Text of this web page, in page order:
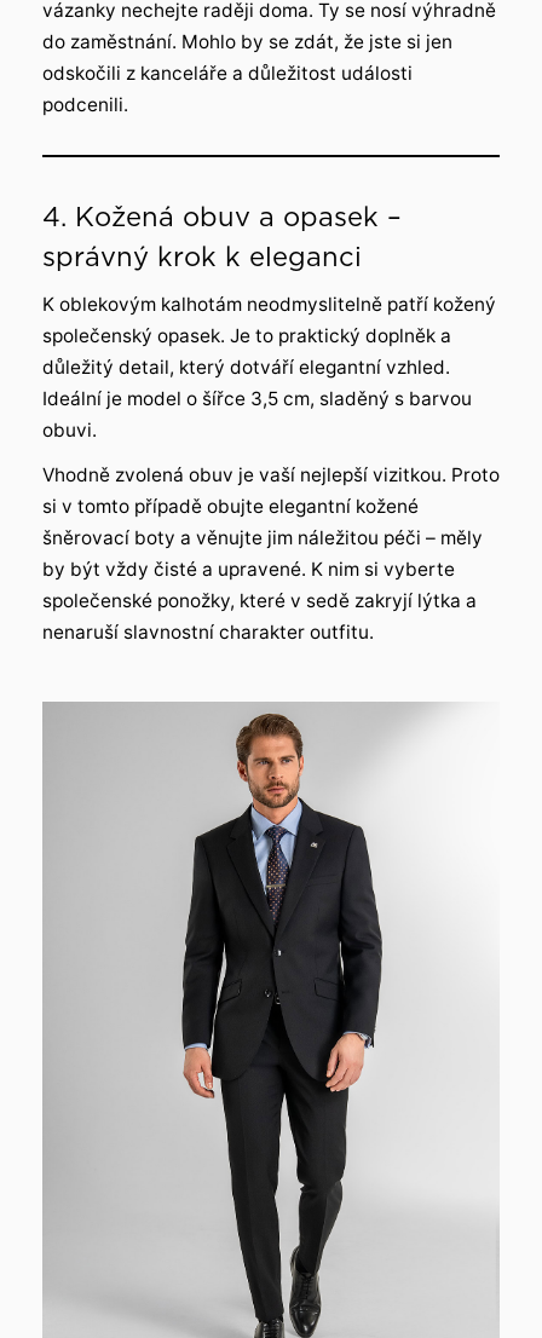
vázanky nechejte raději doma. Ty se nosí výhradně
do zaměstnání. Mohlo by se zdát, že jste si jen
odskočili z kanceláře a důležitost události
podcenili.
4. Kožená obuv a opasek –
správný krok k eleganci
K oblekovým kalhotám neodmyslitelně patří kožený
společenský opasek. Je to praktický doplněk a
důležitý detail, který dotváří elegantní vzhled.
Ideální je model o šířce 3,5 cm, sladěný s barvou
obuvi.
Vhodně zvolená obuv je vaší nejlepší vizitkou. Proto
si v tomto případě obujte elegantní kožené
šněrovací boty a věnujte jim náležitou péči – měly
by být vždy čisté a upravené. K nim si vyberte
společenské ponožky, které v sedě zakryjí lýtka a
nenaruší slavnostní charakter outfitu.